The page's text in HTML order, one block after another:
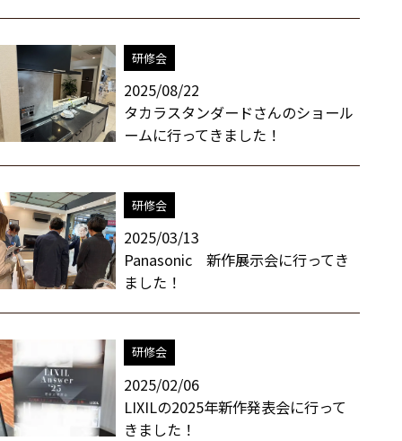
研修会
2025/08/22
タカラスタンダードさんのショール
ームに行ってきました！
研修会
2025/03/13
Panasonic 新作展示会に行ってき
ました！
研修会
2025/02/06
LIXILの2025年新作発表会に行って
きました！